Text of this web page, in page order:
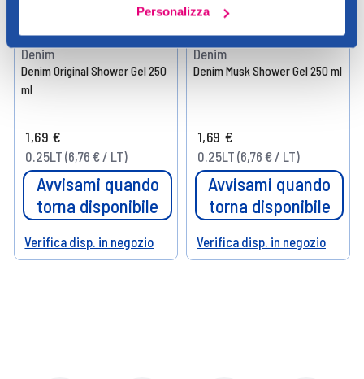
Personalizza
Denim
Denim Original Shower Gel 250
ml
1,69 €
0.25LT (6,76 € / LT)
Avvisami quando
torna disponibile
Help
Verifica disp. in negozio
Denim
Denim Musk Shower Gel 250 ml
1,69 €
0.25LT (6,76 € / LT)
Avvisami quando
torna disponibile
Help
Verifica disp. in negozio